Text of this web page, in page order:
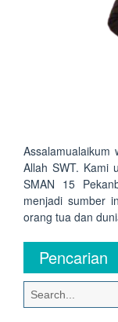
Allah SWT. Kami
SMAN 15
menjadi sumber
orang tua dan
Pencarian